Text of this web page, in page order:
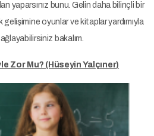
yaparsınız bunu. Gelin daha bilinçli bir
oyunlar ve kitaplar yardımıyla
bakalım.
Zor Mu? (Hüseyin Yalçıner)